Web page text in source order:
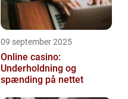
09 september 2025
Online casino:
Underholdning og
spænding på nettet